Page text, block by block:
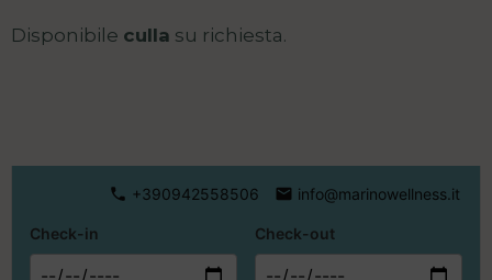
Disponibile culla su richiesta.